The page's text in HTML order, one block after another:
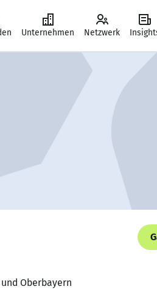
Unternehmen Netzwerk
Oberbayern